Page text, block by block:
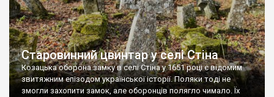
Старовинний цвинтар у селі Стіна
Козацька оборона замку в селі Стіна у 1651 році є відомим
звитяжним епізодом української історії. Поляки тоді не
змогли захопити замок, але оборонців полягло чимало. Їх